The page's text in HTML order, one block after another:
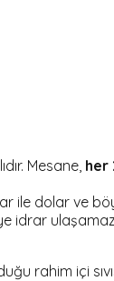
Mesane, her
ile dolar ve
idrar
rahim içi